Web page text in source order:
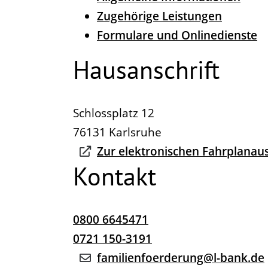
Zugehörige Leistungen
Formulare und Onlinedienste
Hausanschrift
Schlossplatz 12
76131 Karlsruhe
Zur elektronischen
Kontakt
0800 6645471
0721 150-3191
familienfoerderung@l-bank.de